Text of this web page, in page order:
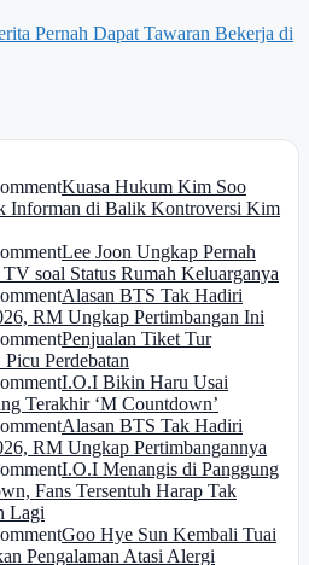
Pernah Dapat Tawaran Bekerja di
Kuasa Hukum Kim Soo
Informan di Balik Kontroversi Kim
Lee Joon Ungkap Pernah
soal Status Rumah Keluarganya
Alasan BTS Tak Hadiri
RM Ungkap Pertimbangan Ini
Penjualan Tiket Tur
Perdebatan
I.O.I Bikin Haru Usai
Terakhir ‘M Countdown’
Alasan BTS Tak Hadiri
RM Ungkap Pertimbangannya
I.O.I Menangis di Panggung
Fans Tersentuh Harap Tak
Lagi
Goo Hye Sun Kembali Tuai
Pengalaman Atasi Alergi